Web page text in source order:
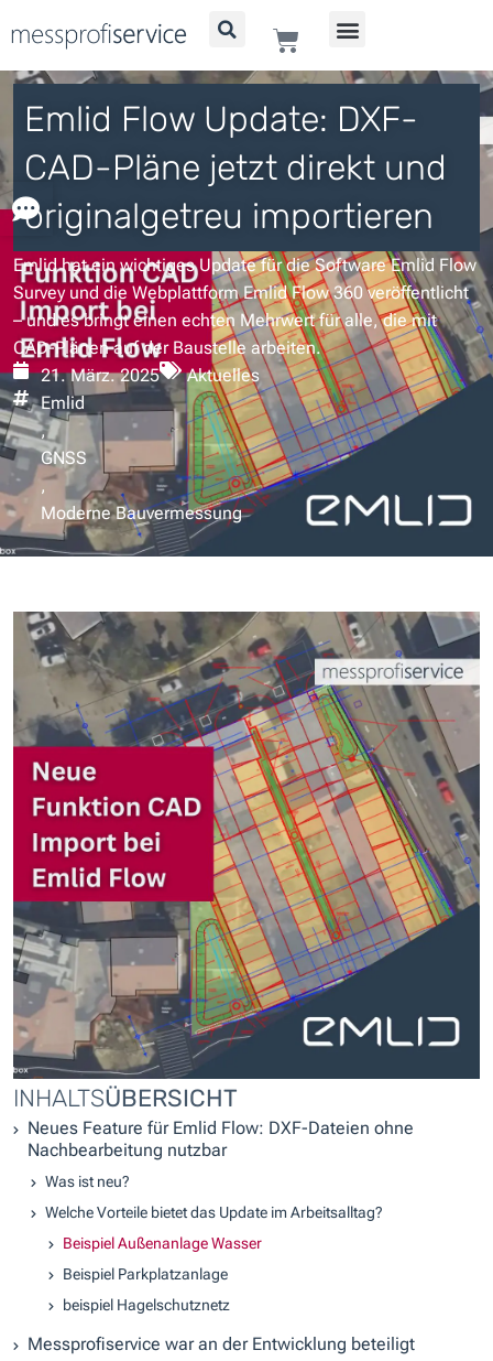
Inhalt
springen
WARENKORB
Emlid Flow Update: DXF-
CAD-Pläne jetzt direkt und
originalgetreu importieren
Emlid hat ein wichtiges Update für die Software Emlid Flow
Survey und die Webplattform Emlid Flow 360 veröffentlicht
– und es bringt einen echten Mehrwert für alle, die mit
CAD-Plänen auf der Baustelle arbeiten.
21. März. 2025
Aktuelles
Emlid
,
GNSS
,
Moderne Bauvermessung
INHALTSÜBERSICHT
Neues Feature für Emlid Flow: DXF-Dateien ohne
Nachbearbeitung nutzbar
Was ist neu?
Welche Vorteile bietet das Update im Arbeitsalltag?
Beispiel Außenanlage Wasser
Beispiel Parkplatzanlage
beispiel Hagelschutznetz
Messprofiservice war an der Entwicklung beteiligt